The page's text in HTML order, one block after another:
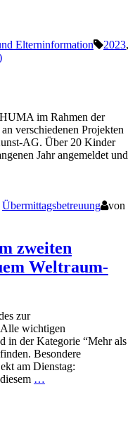
Elterninformation 2023,
im Rahmen der
verschiedenen Projekten
AG. Über 20 Kinder
Jahr angemeldet und
Übermittagsbetreuung
von
zweiten
Weltraum-
zur
wichtigen
in der Kategorie “Mehr als
Besondere
am Dienstag:
…